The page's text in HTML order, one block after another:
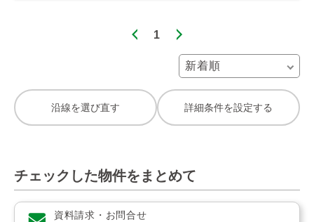
1
沿線を選び直す 詳細条件を設定する
チェックした物件をまとめて
資料請求・お問合せ